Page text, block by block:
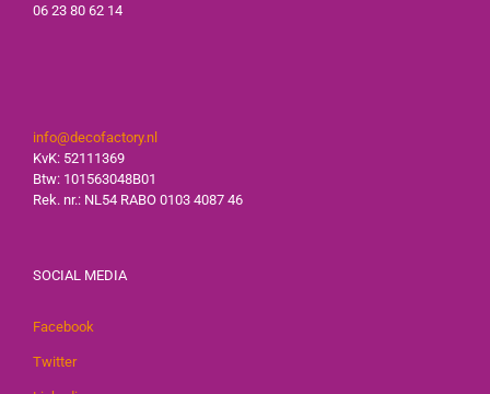
06 23 80 62 14
info@decofactory.nl
KvK: 52111369
Btw: 101563048B01
Rek. nr.: NL54 RABO 0103 4087 46
SOCIAL MEDIA
Facebook
Twitter